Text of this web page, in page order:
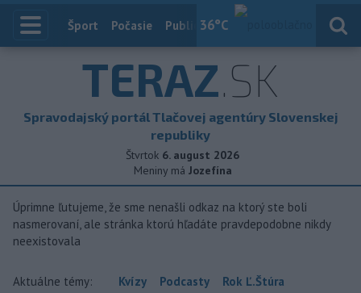
36°C
Index
Šport Počasie Publicistika
TERAZ.SK
Spravodajský portál Tlačovej agentúry Slovenskej
republiky
Štvrtok 6. august 2026
Meniny má Jozefína
Úprimne ľutujeme, že sme nenašli odkaz na ktorý ste boli
nasmerovaní, ale stránka ktorú hľadáte pravdepodobne nikdy
neexistovala
Aktuálne témy: Kvízy Podcasty Rok Ľ.Štúra